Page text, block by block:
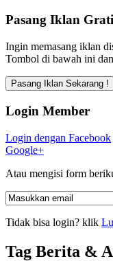
Pasang Iklan
Ingin memasang iklan
Tombol di bawah ini
Login Member
Login dengan Facebook
Google+
Atau mengisi form
Tidak bisa login? klik
Tag Berita &